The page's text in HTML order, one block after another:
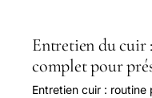
respectueux et
Entretien du cuir
complet pour
Entretien cuir : routine